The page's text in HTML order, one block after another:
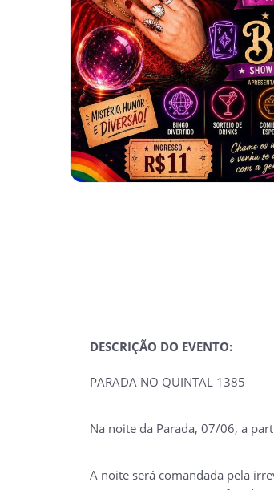
DESCRIÇÃO DO EVENTO:
PARADA NO QUINTAL 1385
Na noite da Parada, 07/06, a
A noite será comandada pela